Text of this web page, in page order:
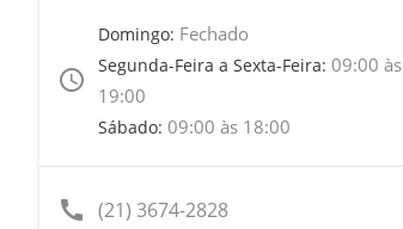
access_time
Domingo: Fechado
Segunda-Feira a Sexta-Feira: 09:00 às
19:00
Sábado: 09:00 às 18:00
call (21) 3674-2828